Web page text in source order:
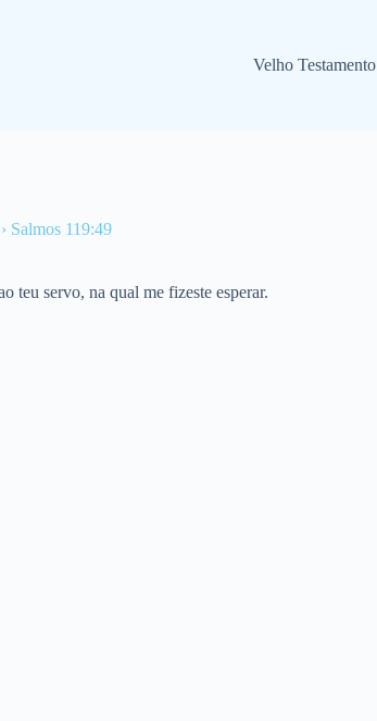
Velho Testamento
› Salmos 119:49
teu servo, na qual me fizeste esperar.